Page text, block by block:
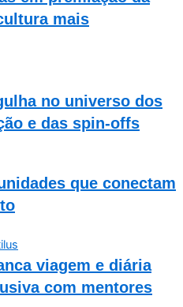
mais
no universo dos
e das spin-offs
que conectam
viagem e diária
com mentores